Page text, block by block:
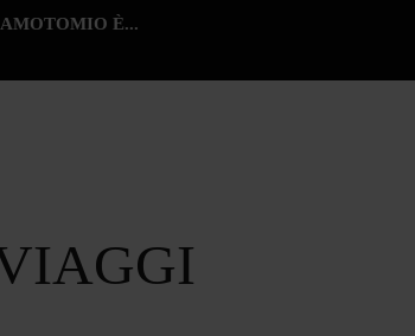
AMOTOMIO È...